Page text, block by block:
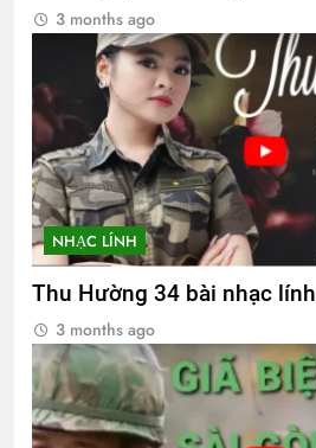
3 months ago
NHẠC LÍNH
Thu Hường 34 bài nhạc lính
3 months ago